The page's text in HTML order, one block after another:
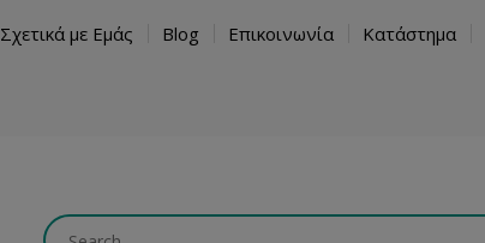
Σχετικά με Εμάς Blog Επικοινωνία Κατάστημα